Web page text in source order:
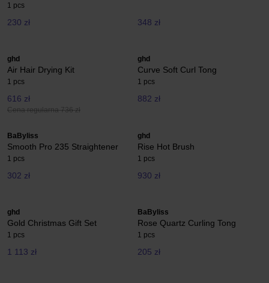
1 pcs
230 zł 348 zł
ghd
Air Hair Drying Kit
1 pcs
616 zł
Cena regularna 736 zł
ghd
Curve Soft Curl Tong
1 pcs
882 zł
BaByliss
Smooth Pro 235 Straightener
1 pcs
302 zł
ghd
Rise Hot Brush
1 pcs
930 zł
ghd
Gold Christmas Gift Set
1 pcs
1 113 zł
BaByliss
Rose Quartz Curling Tong
1 pcs
205 zł